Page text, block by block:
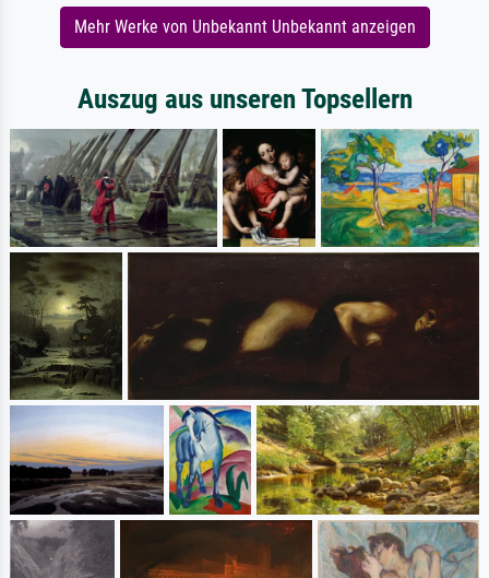
Mehr Werke von Unbekannt Unbekannt anzeigen
Auszug aus unseren Topsellern